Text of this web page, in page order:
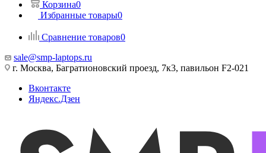
Корзина0
Избранные товары0
Сравнение товаров0
sale@smp-laptops.ru
г. Москва, Багратионовский проезд, 7к3, павильон F2-021
Вконтакте
Яндекс.Дзен